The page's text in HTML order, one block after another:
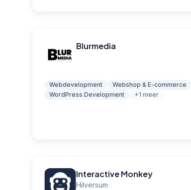
Blurmedia
Webdevelopment
Webshop & E-commerce
WordPress Development
+1 meer
Interactive Monkey
Hilversum